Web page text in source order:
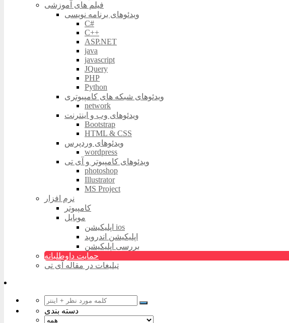
فیلم های آموزشی
ویدئوهای برنامه نویسی
C#
C++
ASP.NET
java
javascript
JQuery
PHP
Python
ویدئوهای شبکه های کامپیوتری
network
ویدئوهای وب و اینترنت
Bootstrap
HTML & CSS
ویدئوهای وردپرس
wordpress
ویدئوهای کامپیوتر و آی تی
photoshop
Illustrator
MS Project
نرم افزار
کامپیوتر
موبایل
اپلیکیشن ios
اپلیکیشن اندروید
بررسی اپلیکیشن
حمایت داوطلبانه
تبلیغات در مقاله آی تی
دسته بندی